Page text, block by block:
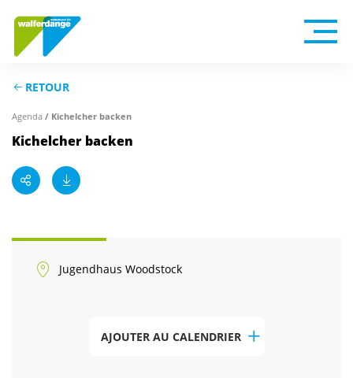
RETOUR
Agenda / Kichelcher backen
Kichelcher backen
Jugendhaus Woodstock
AJOUTER AU CALENDRIER